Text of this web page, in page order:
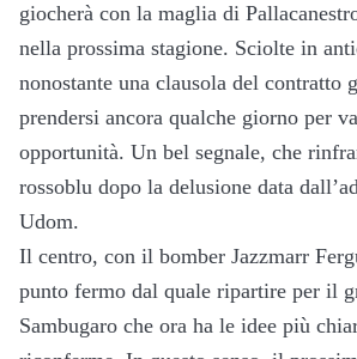
giocherà con la maglia di
nella prossima stagione. Sciolte in
nonostante una clausola del contratto
prendersi ancora qualche giorno per
opportunità. Un bel segnale, che
rossoblu dopo la delusione data
Udom.
Il centro, con il bomber Jazzmarr
punto fermo dal quale ripartire per il
Sambugaro che ora ha le idee più